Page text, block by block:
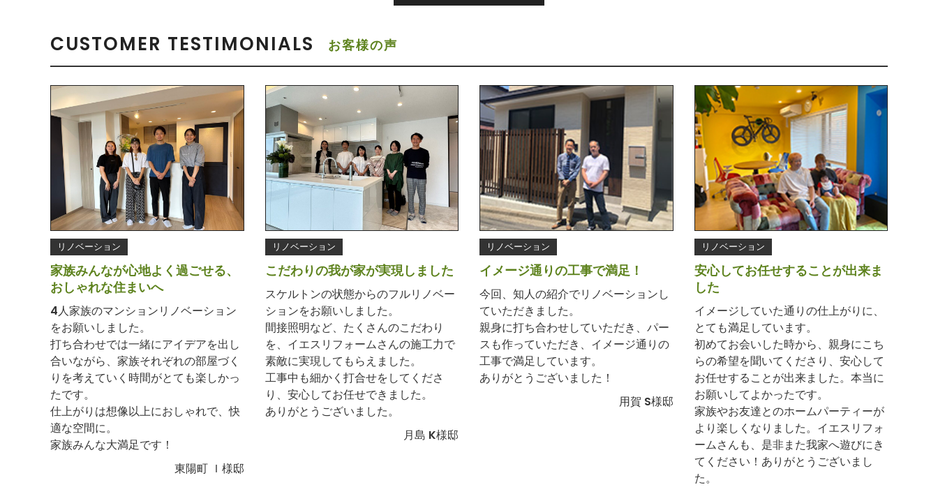
CUSTOMER TESTIMONIALS お客様の声
リノベーション
家族みんなが心地よく過ごせる、
おしゃれな住まいへ
4人家族のマンションリノベーション
をお願いしました。
打ち合わせでは一緒にアイデアを出し
合いながら、家族それぞれの部屋づく
りを考えていく時間がとても楽しかっ
たです。
仕上がりは想像以上におしゃれで、快
適な空間に。
家族みんな大満足です！
東陽町 Ｉ様邸
リノベーション
こだわりの我が家が実現しました
スケルトンの状態からのフルリノベー
ションをお願いしました。
間接照明など、たくさんのこだわり
を、イエスリフォームさんの施工力で
素敵に実現してもらえました。
工事中も細かく打合せをしてくださ
り、安心してお任せできました。
ありがとうございました。
月島 K様邸
リノベーション
イメージ通りの工事で満足！
今回、知人の紹介でリノベーションし
ていただきました。
親身に打ち合わせしていただき、パー
スも作っていただき、イメージ通りの
工事で満足しています。
ありがとうございました！
用賀 S様邸
リノベーション
安心してお任せすることが出来ま
した
イメージしていた通りの仕上がりに、
とても満足しています。
初めてお会いした時から、親身にこち
らの希望を聞いてくださり、安心して
お任せすることが出来ました。本当に
お願いしてよかったです。
家族やお友達とのホームパーティーが
より楽しくなりました。イエスリフォ
ームさんも、是非また我家へ遊びにき
てください！ありがとうございまし
た。